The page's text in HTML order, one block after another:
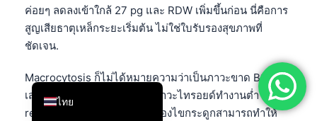
ค่อยๆ ลดลงเข้าใกล้ 27 pg และ RDW เพิ่มขึ้นก่อน นี่คือการ
สูญเสียธาตุเหล็กระยะเริ่มต้น ไม่ใช่ใบรับรองสุขภาพที่
ชัดเจน.
Macrocytosis ก็ไม่ได้หมายความว่าเป็นภาวะขาด B12
เสมอไป แอลกอฮอล์ โรคตับ ภาวะไทรอยด์ทำงานต่ำ
reticulocytosis ยา และโรคของไขกระดูกสามารถทำให้
ไทย
English
العربية
Français